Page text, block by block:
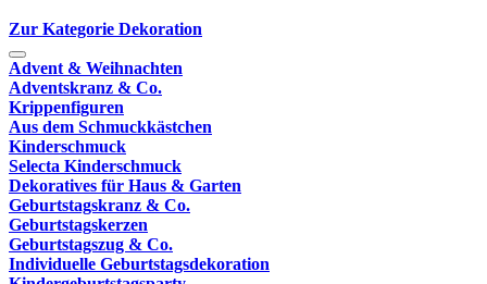
Zur Kategorie Dekoration
Advent & Weihnachten
Adventskranz & Co.
Krippenfiguren
Aus dem Schmuckkästchen
Kinderschmuck
Selecta Kinderschmuck
Dekoratives für Haus & Garten
Geburtstagskranz & Co.
Geburtstagskerzen
Geburtstagszug & Co.
Individuelle Geburtstagsdekoration